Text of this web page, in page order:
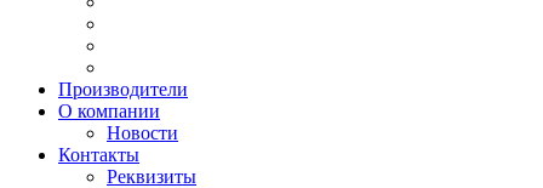
Производители
О компании
Новости
Контакты
Реквизиты